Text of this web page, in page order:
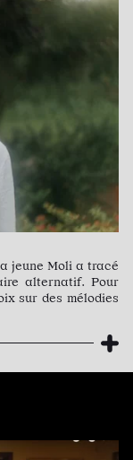
jeune Moli a tracé
alternatif. Pour
sur des mélodies